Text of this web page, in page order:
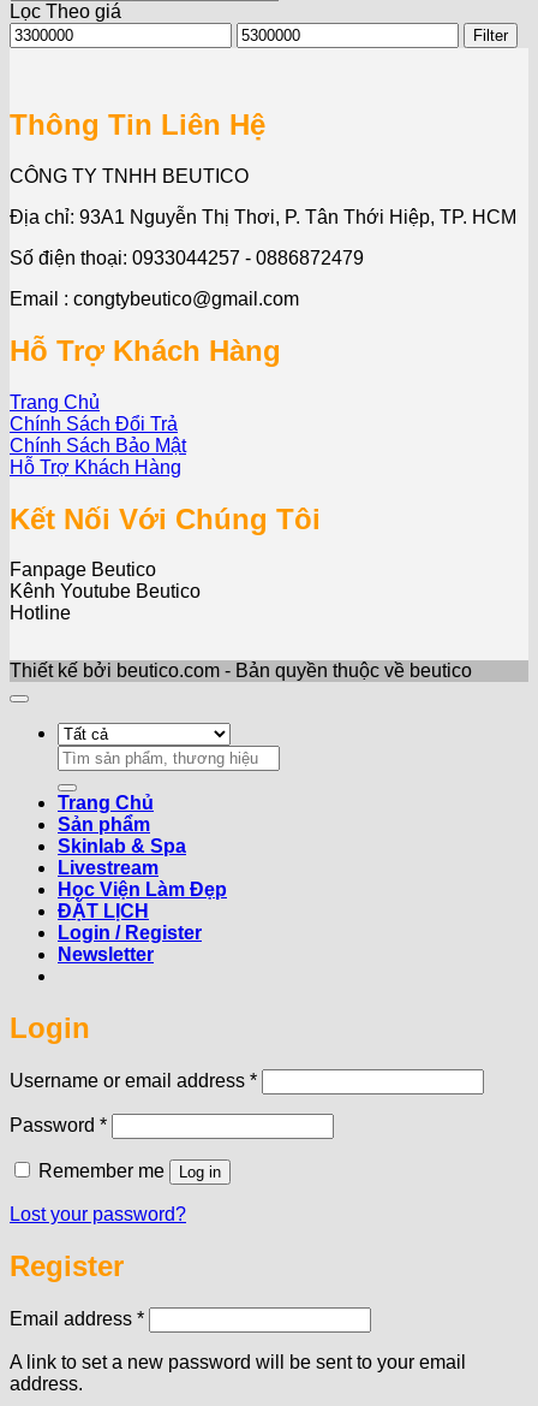
Lọc Theo giá
Min
price
Max
price
Filter
Thông Tin Liên Hệ
CÔNG TY TNHH BEUTICO
Địa chỉ: 93A1 Nguyễn Thị Thơi, P. Tân Thới Hiệp, TP. HCM
Số điện thoại: 0933044257 - 0886872479
Email : congtybeutico@gmail.com
Hỗ Trợ Khách Hàng
Trang Chủ
Chính Sách Đổi Trả
Chính Sách Bảo Mật
Hỗ Trợ Khách Hàng
Kết Nối Với Chúng Tôi
Fanpage Beutico
Kênh Youtube Beutico
Hotline
Thiết kế bởi beutico.com - Bản quyền thuộc về beutico
Search
for:
Trang Chủ
Sản phẩm
Skinlab & Spa
Livestream
Học Viện Làm Đẹp
ĐẶT LỊCH
Login / Register
Newsletter
Login
Username or email address *Required
Password *Required
Remember me Log in
Lost your password?
Register
Email address *Required
A link to set a new password will be sent to your email
address.